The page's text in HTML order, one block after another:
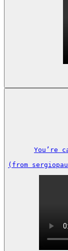
You’re
(from